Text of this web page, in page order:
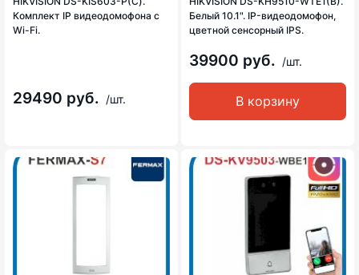
Комплект IP видеодомофона с
Wi-Fi.
29490 руб. /шт.
Белый 10.1". IP-видеодомофон,
цветной сенсорный IPS.
39900 руб. /шт.
В корзину